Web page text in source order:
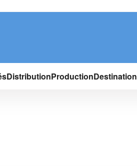
DistributionProductionDestination